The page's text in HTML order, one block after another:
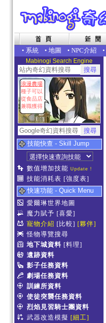
• 系統 • 地圖 • NPC介紹 •
Mabinogi Search Engine
浪漫農場
種子可以
從食品店
兼職獲得
技能快查 - Skill Jump
數值增加技能 Update !
技能消耗表 [強度表]
快速功能 - Quick Menu
愛爾琳世界地圖
魔力賦予 [喜愛]
寵物介紹 [比較] [夥伴]
怪物導覽搜尋
地下城資料 [料理]
遺跡資料
影子任務資料
劇場任務資料
訓練所資料
使徒突襲任務資料
烈焰見習騎士團資料
武器改造模擬 [細工]